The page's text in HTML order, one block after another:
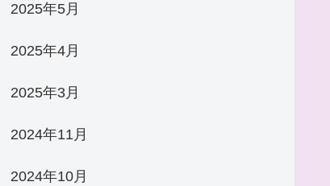
2025年5月
2025年4月
2025年3月
2024年11月
2024年10月